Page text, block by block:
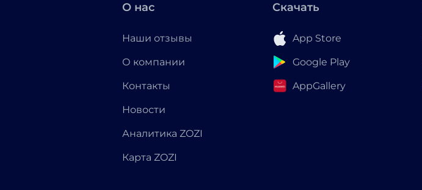
О нас
Наши отзывы
О компании
Контакты
Новости
Аналитика ZOZI
Карта ZOZI
Скачать
App Store
Google Play
AppGallery